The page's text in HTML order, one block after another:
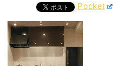
Pocket